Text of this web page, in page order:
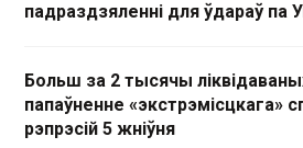
падраздзяленні для ўдараў па
Больш за 2 тысячы
папаўненне «экстрэмісцкага»
рэпрэсій 5 жніўня